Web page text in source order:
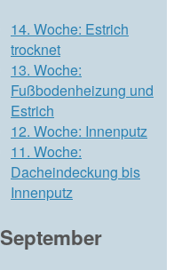
14. Woche: Estrich
trocknet
13. Woche:
Fußbodenheizung und
Estrich
12. Woche: Innenputz
11. Woche:
Dacheindeckung bis
Innenputz
September